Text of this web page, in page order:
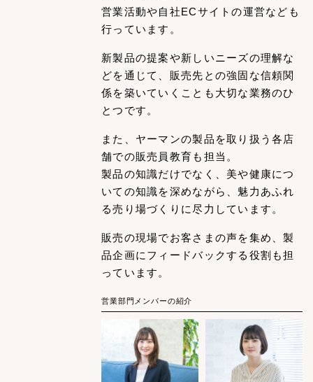
営業活動や自社ECサイトの運営なども
行っています。
新製品の提案や新しいニーズの理解な
どを通じて、販売先との強固な信頼関
係を築いていくことも大切な業務のひ
とつです。
また、ヤーマンの製品を取り扱う各店
舗での販売員教育も担当。
製品の知識だけでなく、美や健康につ
いての知識を深めながら、魅力あふれ
る売り場づくりに尽力しています。
販売の現場でお客さまの声を集め、製
品企画にフィードバックする役割も担
っています。
営業部門メンバーの紹介